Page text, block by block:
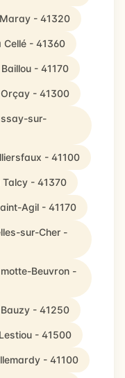
- 41320
Cellé - 41360
- 41170
- 41300
sur-
- 41100
Talcy - 41370
Agil - 41170
sur-Cher -
Beuvron -
- 41250
- 41500
- 41100